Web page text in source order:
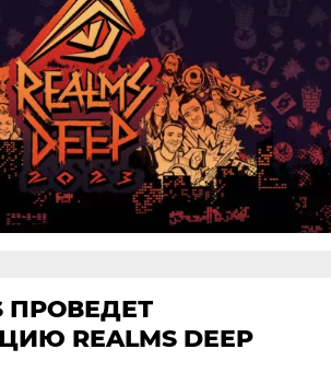
ПРОВЕДЕТ
REALMS DEEP